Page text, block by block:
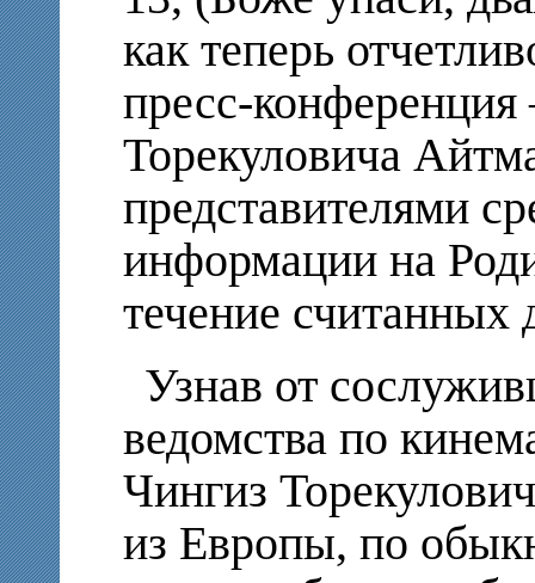
как теперь
пресс-конференция
Торекуловича
представителями
информации на
течение считанных
Узнав от
ведомства по
Чингиз
из Европы, по